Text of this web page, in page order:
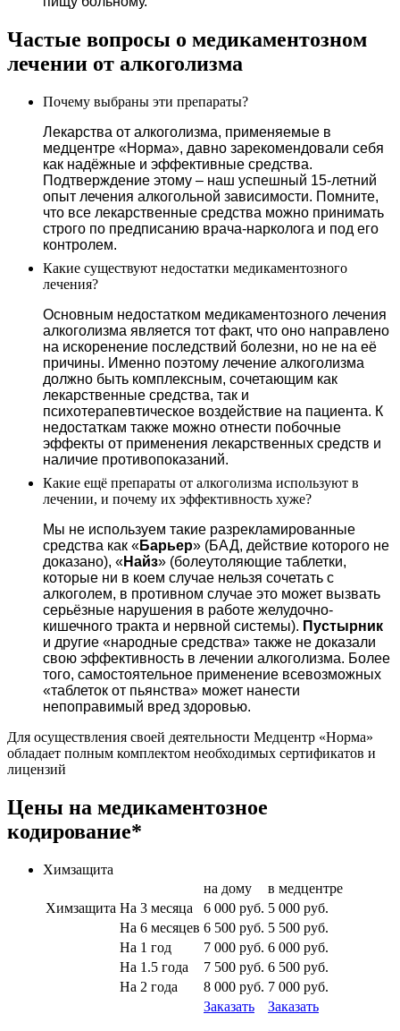
Частые вопросы о медикаментозном
лечении от алкоголизма
Почему выбраны эти препараты?
Лекарства от алкоголизма, применяемые в
медцентре «Норма», давно зарекомендовали себя
как надёжные и эффективные средства.
Подтверждение этому – наш успешный 15-летний
опыт лечения алкогольной зависимости. Помните,
что все лекарственные средства можно принимать
строго по предписанию врача-нарколога и под его
контролем.
Какие существуют недостатки медикаментозного
лечения?
Основным недостатком медикаментозного лечения
алкоголизма является тот факт, что оно направлено
на искоренение последствий болезни, но не на её
причины. Именно поэтому лечение алкоголизма
должно быть комплексным, сочетающим как
лекарственные средства, так и
психотерапевтическое воздействие на пациента. К
недостаткам также можно отнести побочные
эффекты от применения лекарственных средств и
наличие противопоказаний.
Какие ещё препараты от алкоголизма используют в
лечении, и почему их эффективность хуже?
Мы не используем такие разрекламированные
средства как «Барьер» (БАД, действие которого не
доказано), «Найз» (болеутоляющие таблетки,
которые ни в коем случае нельзя сочетать с
алкоголем, в противном случае это может вызвать
серьёзные нарушения в работе желудочно-
кишечного тракта и нервной системы). Пустырник
и другие «народные средства» также не доказали
свою эффективность в лечении алкоголизма. Более
того, самостоятельное применение всевозможных
«таблеток от пьянства» может нанести
непоправимый вред здоровью.
Для осуществления своей деятельности Медцентр «Норма»
обладает полным комплектом необходимых сертификатов и
лицензий
Цены на медикаментозное
кодирование*
Химзащита
на дому
в медцентре
Химзащита На 3 месяца 6 000 руб. 5 000 руб.
На 6 месяцев 6 500 руб. 5 500 руб.
На 1 год
7 000 руб. 6 000 руб.
На 1.5 года
7 500 руб. 6 500 руб.
На 2 года
8 000 руб. 7 000 руб.
Заказать
Заказать